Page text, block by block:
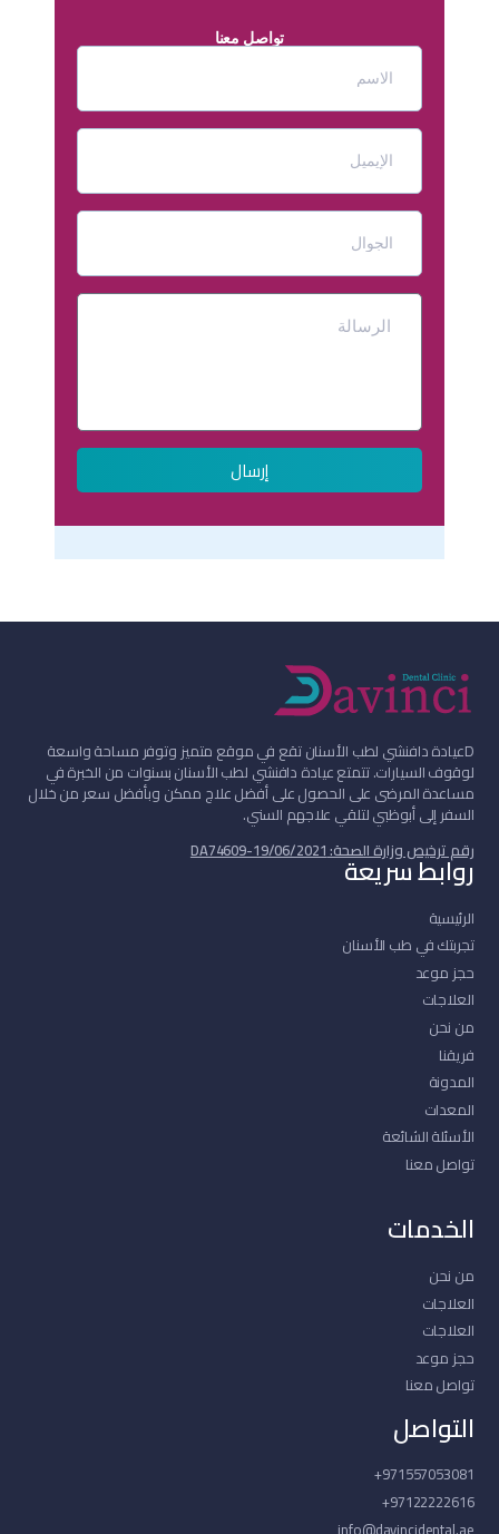
تواصل معنا
إرسال
التواصل
971557053081+
97122222616+
الخدمات
من نحن
العلاجات
العلاجات
حجز موعد
تواصل معنا
روابط سريعة
الرئيسية
تجربتك في طب الأسنان
حجز موعد
العلاجات
من نحن
فريقنا
المدونة
المعدات
الأسئلة الشائعة
تواصل معنا
Dعيادة دافنشي لطب الأسنان تقع في موقع متميز وتوفر مساحة واسعة
لوقوف السيارات. تتمتع عيادة دافنشي لطب الأسنان بسنوات من الخبرة في
مساعدة المرضى على الحصول على أفضل علاج ممكن وبأفضل سعر من خلال
السفر إلى أبوظبي لتلقي علاجهم السني.
رقم ترخيص وزارة الصحة: DA74609-19/06/2021